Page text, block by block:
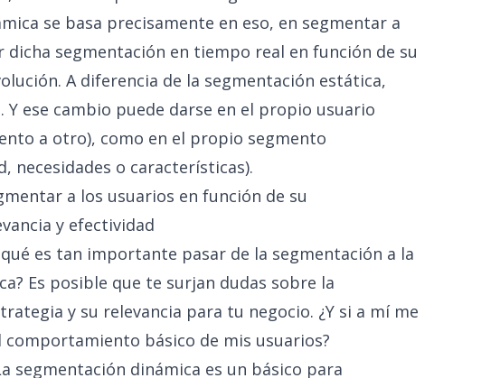
se basa precisamente en eso, en segmentar a
dicha segmentación en tiempo real en función de su
A diferencia de la segmentación estática,
ese cambio puede darse en el propio usuario
a otro), como en el propio segmento
necesidades o características).
a los usuarios en función de su
y efectividad
es tan importante pasar de la segmentación a la
Es posible que te surjan dudas sobre la
y su relevancia para tu negocio. ¿Y si a mí me
básico de mis usuarios?
segmentación dinámica es un básico para